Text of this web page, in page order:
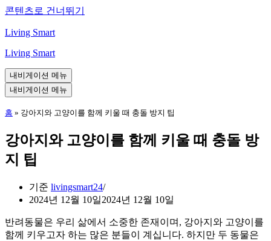
콘텐츠로 건너뛰기
Living Smart
Living Smart
내비게이션 메뉴
내비게이션 메뉴
홈 » 강아지와 고양이를 함께 키울 때 충돌 방지 팁
강아지와 고양이를 함께 키울 때 충돌 방
지 팁
기준 livingsmart24
2024년 12월 10일2024년 12월 10일
반려동물은 우리 삶에서 소중한 존재이며, 강아지와 고양이를
함께 키우고자 하는 많은 분들이 계십니다. 하지만 두 동물은